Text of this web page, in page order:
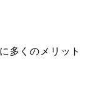
多くのメリット